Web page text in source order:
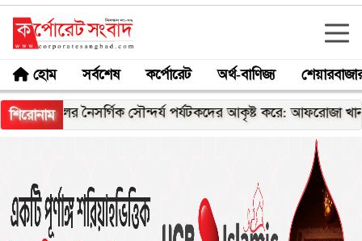
হোম সর্বশেষ কর্পোরেট অর্থ-বাণিজ্য
শিরোনাম
নৈসর্গিক সৌন্দর্য পর্যটকদের আকৃষ্ট করে: আফরোজা খানম রিতা